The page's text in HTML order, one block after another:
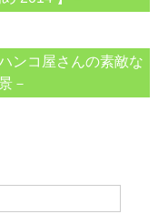
ンコ屋さんの素敵な
－